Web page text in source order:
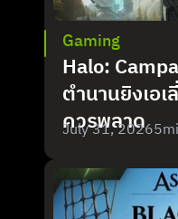
Gaming
Halo:
ตำนานยิงเอ
ควรพลาด
July 31, 20265